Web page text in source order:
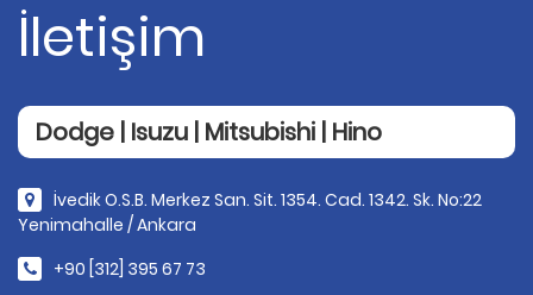
İletişim
Dodge | Isuzu | Mitsubishi | Hino
İvedik O.S.B. Merkez San. Sit. 1354. Cad. 1342. Sk. No:22
Yenimahalle / Ankara
+90 [312] 395 67 73